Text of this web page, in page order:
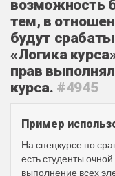
возможность
тем, в
будут
«Логика
прав
курса. #4945
Пример
На спецкурсе по
есть студенты
выполнение всех